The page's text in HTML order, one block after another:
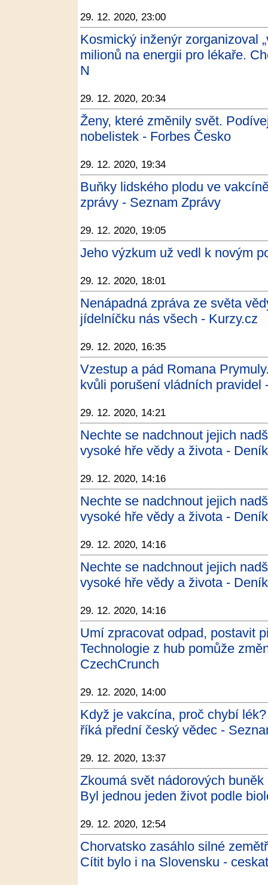
29. 12. 2020, 23:00
Kosmický inženýr zorganizoval
milionů na energii pro lékaře.
N
29. 12. 2020, 20:34
Ženy, které změnily svět.
nobelistek - Forbes Česko
29. 12. 2020, 19:34
Buňky lidského plodu ve
zprávy - Seznam Zprávy
29. 12. 2020, 19:05
Jeho výzkum už vedl k novým
29. 12. 2020, 18:01
Nenápadná zpráva ze světa
jídelníčku nás všech - Kurzy.cz
29. 12. 2020, 16:35
Vzestup a pád Romana
kvůli porušení vládních pravidel
29. 12. 2020, 14:21
Nechte se nadchnout jejich
vysoké hře vědy a života -
29. 12. 2020, 14:16
Nechte se nadchnout jejich
vysoké hře vědy a života -
29. 12. 2020, 14:16
Nechte se nadchnout jejich
vysoké hře vědy a života -
29. 12. 2020, 14:16
Umí zpracovat odpad, postavit
Technologie z hub pomůže
CzechCrunch
29. 12. 2020, 14:00
Když je vakcína, proč chybí
říká přední český vědec -
29. 12. 2020, 13:37
Zkoumá svět nádorových
Byl jednou jeden život podle
29. 12. 2020, 12:54
Chorvatsko zasáhlo silné
Cítit bylo i na Slovensku -